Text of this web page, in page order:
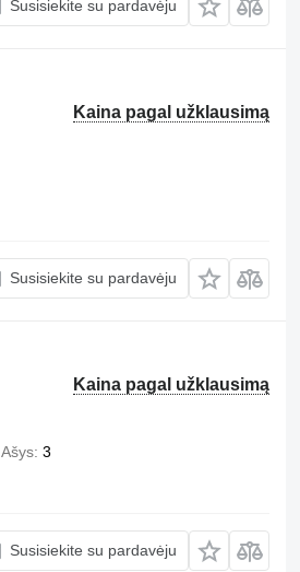
Susisiekite su pardavėju
Kaina pagal užklausimą
Susisiekite su pardavėju
Kaina pagal užklausimą
Ašys 3
Susisiekite su pardavėju